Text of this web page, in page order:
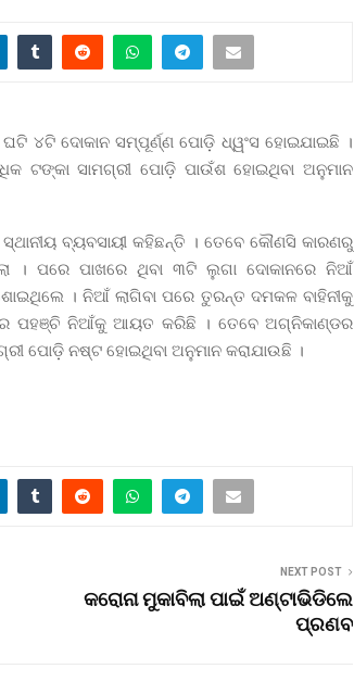
୪ଟି ଦୋକାନ ସମ୍ପୂର୍ଣ୍ଣ ପୋଡ଼ି ଧ୍ୱଂସ ହୋଇଯାଇଛି ।
ଟଙ୍କା ସାମଗ୍ରୀ ପୋଡ଼ି ପାଉଁଶ ହୋଇଥିବା ଅନୁମାନ
ବ୍ୟବସାୟୀ କହିଛନ୍ତି । ତେବେ କୌଣସି କାରଣରୁ
। ପରେ ପାଖରେ ଥିବା ୩ଟି ଲୁଗା ଦୋକାନରେ ନିଆଁ
। ନିଆଁ ଲାଗିବା ପରେ ତୁରନ୍ତ ଦମକଳ ବାହିନୀକୁ
ପହଞ୍ଚି ନିଆଁକୁ ଆୟତ କରିଛି । ତେବେ ଅଗ୍ନିକାଣ୍ଡର
ପୋଡ଼ି ନଷ୍ଟ ହୋଇଥିବା ଅନୁମାନ କରାଯାଉଛି ।
NEXT POST
କରୋନା ମୁକାବିଲା ପାଇଁ ଅଣ୍ଟାଭିଡିଲେ
ପ୍ରଣବ